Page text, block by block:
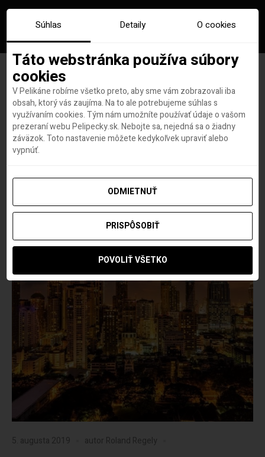
Značka:lacne letenky
johannesburg
5. augusta 2019 autor Roland Regely
Súhlas Detaily O cookies
Táto webstránka používa súbory
cookies
V Pelikáne robíme všetko preto, aby sme vám zobrazovali iba
obsah, ktorý vás zaujíma. Na to ale potrebujeme súhlas s
využívaním cookies. Tým nám umožníte používať údaje o vašom
prezeraní webu Pelipecky.sk. Nebojte sa, nejedná sa o žiadny
záväzok. Toto nastavenie môžete kedykoľvek upraviť alebo
vypnúť.
ODMIETNUŤ
PRISPÔSOBIŤ
POVOLIŤ VŠETKO